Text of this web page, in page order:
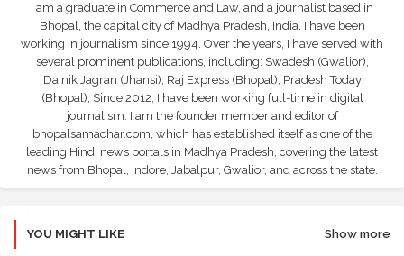
I am a graduate in Commerce and Law, and a journalist based in
Bhopal, the capital city of Madhya Pradesh, India. I have been
working in journalism since 1994. Over the years, I have served with
several prominent publications, including: Swadesh (Gwalior),
Dainik Jagran (Jhansi), Raj Express (Bhopal), Pradesh Today
(Bhopal); Since 2012, I have been working full-time in digital
journalism. I am the founder member and editor of
bhopalsamachar.com, which has established itself as one of the
leading Hindi news portals in Madhya Pradesh, covering the latest
news from Bhopal, Indore, Jabalpur, Gwalior, and across the state.
YOU MIGHT LIKE Show more